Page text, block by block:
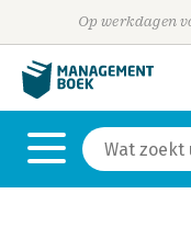
Op werkdagen